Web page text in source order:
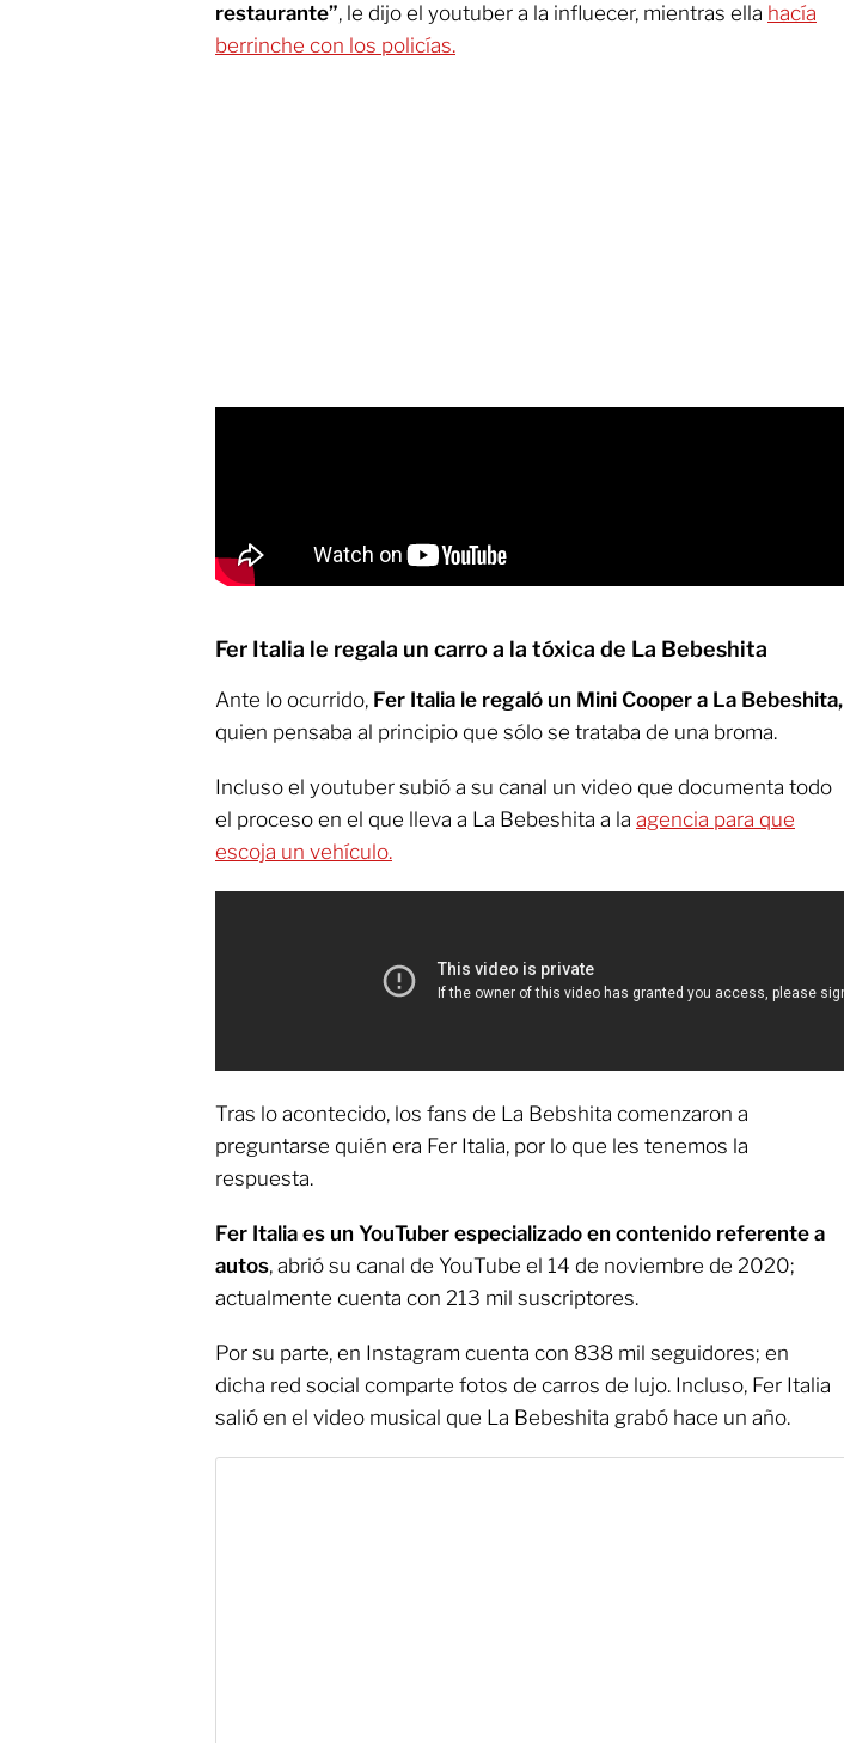
restaurante”, le dijo el youtuber a la influecer, mientras ella hacía
berrinche con los policías.
Fer Italia le regala un carro a la tóxica de La Bebeshita
Ante lo ocurrido, Fer Italia le regaló un Mini Cooper a La Bebeshita,
quien pensaba al principio que sólo se trataba de una broma.
Incluso el youtuber subió a su canal un video que documenta todo
el proceso en el que lleva a La Bebeshita a la agencia para que
escoja un vehículo.
Tras lo acontecido, los fans de La Bebshita comenzaron a
preguntarse quién era Fer Italia, por lo que les tenemos la
respuesta.
Fer Italia es un YouTuber especializado en contenido referente a
autos, abrió su canal de YouTube el 14 de noviembre de 2020;
actualmente cuenta con 213 mil suscriptores.
Por su parte, en Instagram cuenta con 838 mil seguidores; en
dicha red social comparte fotos de carros de lujo. Incluso, Fer Italia
salió en el video musical que La Bebeshita grabó hace un año.